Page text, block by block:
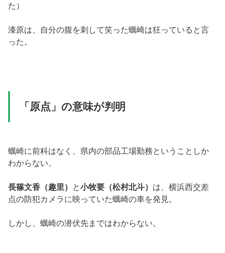
た）
漆原は、自分の腹を刺して笑った蠣崎は狂っていると言
った。
「原点」の意味が判明
蠣崎に前科はなく、県内の部品工場勤務ということしか
わからない。
長篠文香（趣里） と小牧要（松村北斗） は、横浜西交差
点の防犯カメラに映っていた蠣崎の車を発見。
しかし、蠣崎の潜伏先まではわからない。